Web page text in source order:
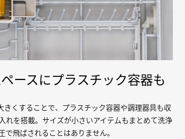
ースにプラスチック容器も
きくすることで、プラスチック容器や調理器具も収
れを搭載。サイズが小さいアイテムもまとめて洗浄
で飛ばされることはありません。